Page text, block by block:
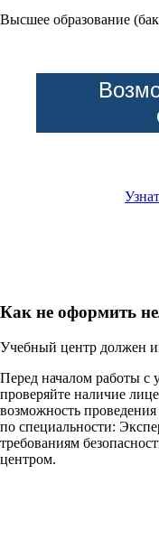
Высшее образование
Как не оформить
Учебный центр должен
Перед началом работы с
проверяйте наличие
возможность
по специальности:
требованиям
центром.